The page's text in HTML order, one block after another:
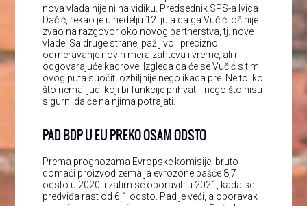
nova vlada nije ni na vidiku. Predsednik SPS-a Ivica
Dačić, rekao je u nedelju 12. jula da ga Vučić još nije
zvao na razgovor oko novog partnerstva, tj. nove
vlade. Sa druge strane, pažljivo i precizno
odmeravanje novih mera zahteva i vreme, ali i
odgovarajuće kadrove. Izgleda da će se Vučić s tim
ovog puta suočiti ozbiljnije nego ikada pre. Ne toliko
što nema ljudi koji bi funkcije prihvatili nego što nisu
sigurni da će na njima potrajati.
PAD BDP U EU PREKO OSAM ODSTO
Prema prognozama Evropske komisije, bruto
domaći proizvod zemalja evrozone pašće 8,7
odsto u 2020. i zatim se oporaviti u 2021, kada se
predviđa rast od 6,1 odsto. Pad je veći, a oporavak